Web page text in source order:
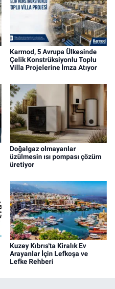
Karmod, 5 Avrupa Ülkesinde
Çelik Konstrüksiyonlu Toplu
Villa Projelerine İmza Atıyor
Doğalgaz olmayanlar
üzülmesin ısı pompası çözüm
üretiyor
Kuzey Kıbrıs'ta Kiralık Ev
Arayanlar İçin Lefkoşa ve
Lefke Rehberi